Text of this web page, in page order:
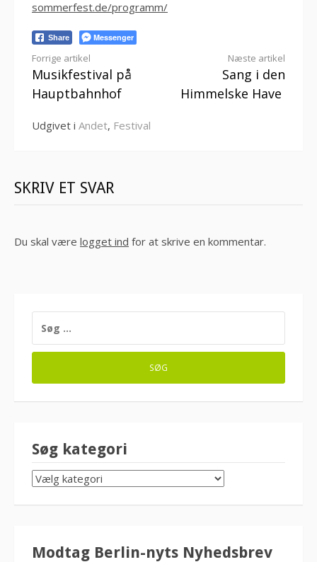
sommerfest.de/programm/
Share Messenger
Læs
videre
Forrige artikel
Musikfestival på
Hauptbahnhof
Næste artikel
Sang i den
Himmelske Have
Udgivet i Andet, Festival
SKRIV ET SVAR
Du skal være logget ind for at skrive en kommentar.
EFTER:
Søg kategori
SØG
KATEGORI
Modtag Berlin-nyts Nyhedsbrev